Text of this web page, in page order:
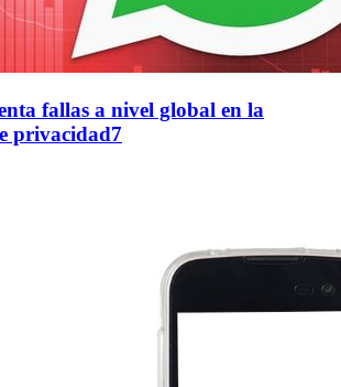
fallas a nivel global en la
privacidad7